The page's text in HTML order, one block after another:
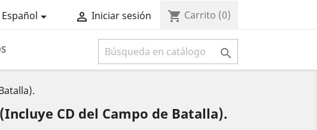
Español  Iniciar sesión shopping_cart Carrito (0)

(Incluye CD del Campo de Batalla).